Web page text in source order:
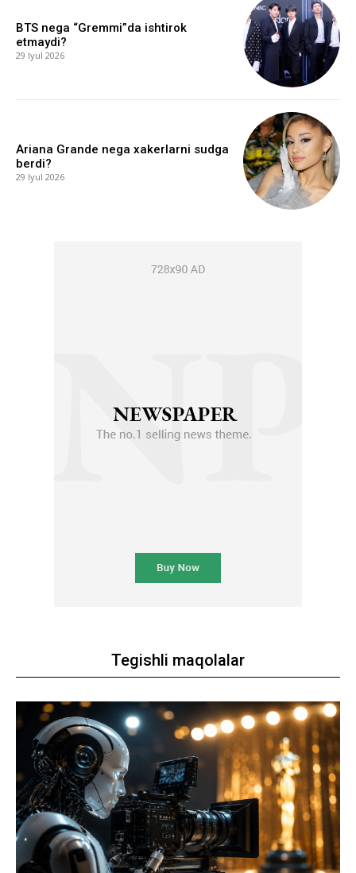
BTS nega “Gremmi”da ishtirok
etmaydi?
29 Iyul 2026
Ariana Grande nega xakerlarni sudga
berdi?
29 Iyul 2026
Tegishli maqolalar